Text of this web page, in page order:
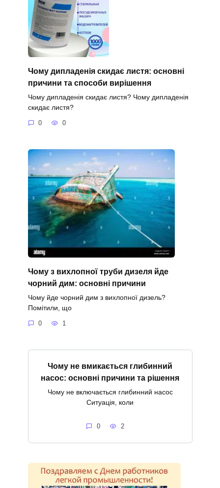
Чому дипладенія скидає листя: основні
причини та способи вирішення
Чому дипладенія скидає листя? Чому дипладенія
скидає листя?
0 0
Чому з вихлопної труби дизеля йде
чорний дим: основні причини
Чому йде чорний дим з вихлопної дизель?
Помітили, що
0 1
Чому не вмикається глибинний
насос: основні причини та рішення
Чому не включається глибинний насос
Ситуація, коли
0 2